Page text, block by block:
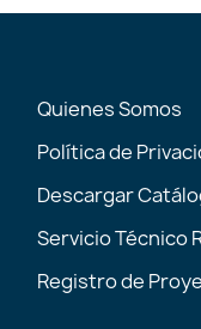
Quienes Somos
Política de
Descargar
Servicio Técnico
Registro de